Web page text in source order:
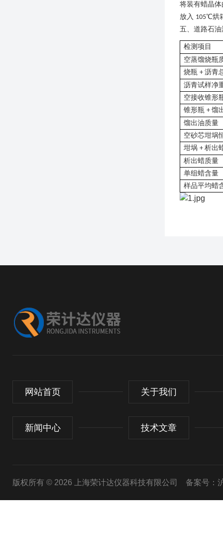
将装有蜡晶
放入 105℃烘
五、 道路石
检测项目
空蒸馏烧瓶
烧瓶 + 沥青
沥青试样净
空接收锥形
锥形瓶 + 馏
馏出油质量
空砂芯坩埚
坩埚 + 析出
析出蜡质量
单组蜡含量
样品平均蜡
网站首页 关于我们
新闻中心 技术文章
版权所有 © 2026 上海荣计达仪器科技有限公司 备案号：